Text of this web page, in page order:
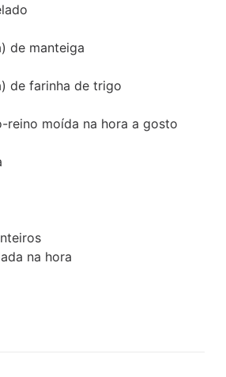
de manteiga
de farinha de trigo
reino moída na hora a gosto
na hora